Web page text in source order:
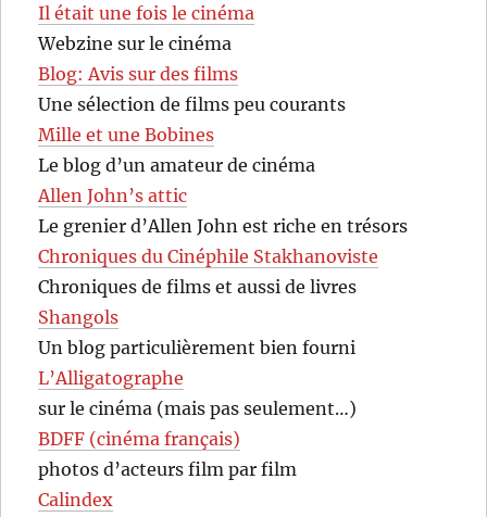
Il était une fois le cinéma
Webzine sur le cinéma
Blog: Avis sur des films
Une sélection de films peu courants
Mille et une Bobines
Le blog d’un amateur de cinéma
Allen John’s attic
Le grenier d’Allen John est riche en trésors
Chroniques du Cinéphile Stakhanoviste
Chroniques de films et aussi de livres
Shangols
Un blog particulièrement bien fourni
L’Alligatographe
sur le cinéma (mais pas seulement…)
BDFF (cinéma français)
photos d’acteurs film par film
Calindex